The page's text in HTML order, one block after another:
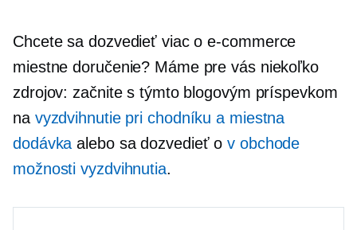
Chcete sa dozvedieť viac oe-commerce
miestne doručenie? Máme pre vás niekoľko
zdrojov: začnite s týmto blogovým príspevkom
na vyzdvihnutie pri chodníku a miestna
dodávka alebo sa dozvedieť ov obchode
možnosti vyzdvihnutia.